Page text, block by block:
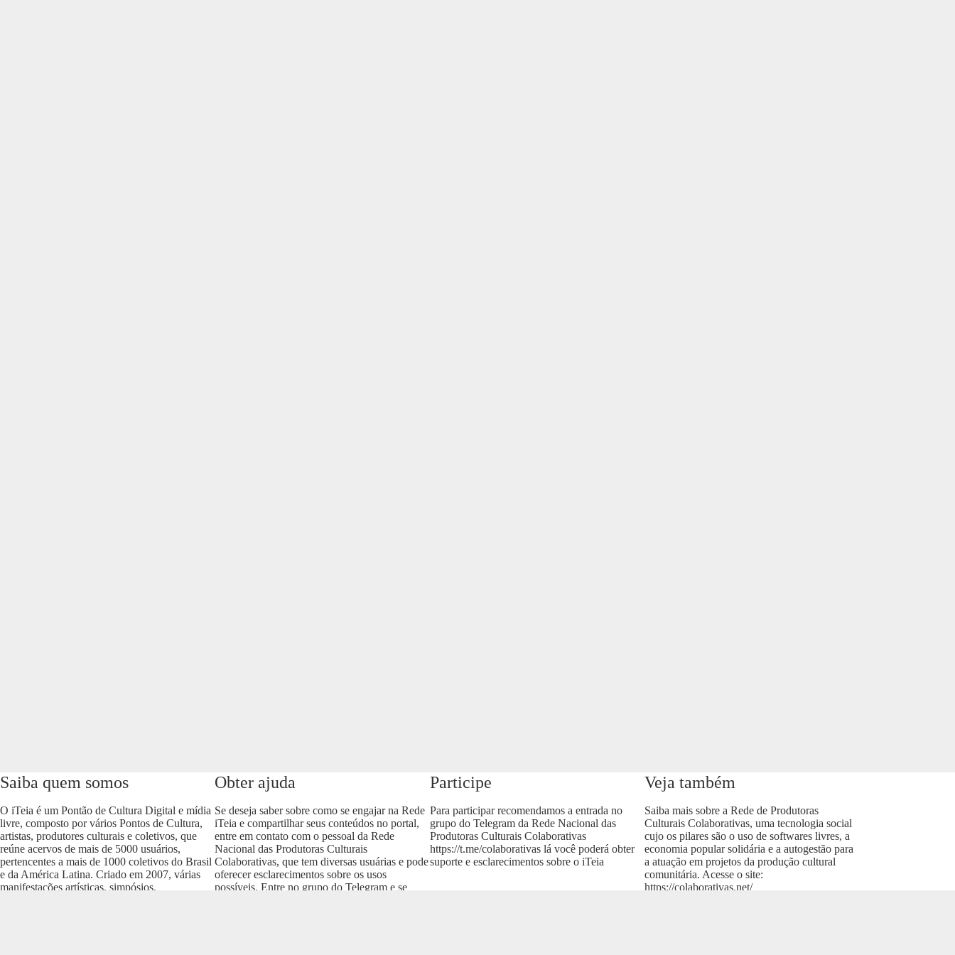
Saiba quem somos
O iTeia é um Pontão de Cultura Digital e mídia
livre, composto por vários Pontos de Cultura,
artistas, produtores culturais e coletivos, que
reúne acervos de mais de 5000 usuários,
pertencentes a mais de 1000 coletivos do Brasil
e da América Latina. Criado em 2007, várias
manifestações artísticas, simpósios,
Obter ajuda
Se deseja saber sobre como se engajar na Rede
iTeia e compartilhar seus conteúdos no portal,
entre em contato com o pessoal da Rede
Nacional das Produtoras Culturais
Colaborativas, que tem diversas usuárias e pode
oferecer esclarecimentos sobre os usos
possíveis. Entre no grupo do Telegram e se
Participe
Para participar recomendamos a entrada no
grupo do Telegram da Rede Nacional das
Produtoras Culturais Colaborativas
https://t.me/colaborativaslá você poderá obter
suporte e esclarecimentos sobre o iTeia
Veja também
Saiba mais sobre a Rede de Produtoras
Culturais Colaborativas, uma tecnologia social
cujo os pilares são o uso de softwares livres, a
economia popular solidária e a autogestão para
a atuação em projetos da produção cultural
comunitária. Acesse o site:
https://colaborativas.net/